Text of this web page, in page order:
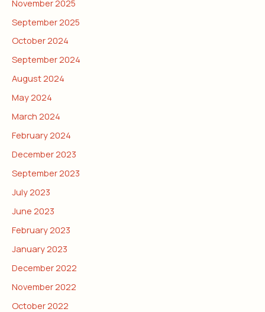
November 2025
September 2025
October 2024
September 2024
August 2024
May 2024
March 2024
February 2024
December 2023
September 2023
July 2023
June 2023
February 2023
January 2023
December 2022
November 2022
October 2022